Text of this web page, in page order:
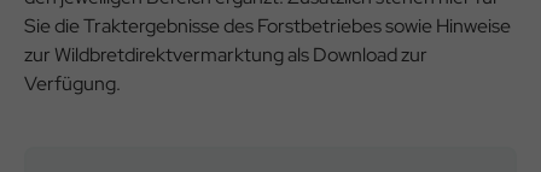
Sie die Traktergebnisse des Forstbetriebes sowie Hinweise
zur Wildbretdirektvermarktung als Download zur
Verfügung.